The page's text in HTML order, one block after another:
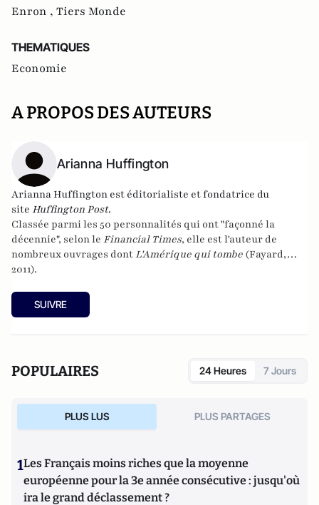
Enron , Tiers Monde
THEMATIQUES
Economie
A PROPOS DES AUTEURS
Arianna Huffington
Arianna Huffington est éditorialiste et fondatrice du
site Huffington Post.
Classée parmi les 50 personnalités qui ont "façonné la
décennie", selon le Financial Times, elle est l'auteur de
nombreux ouvrages dont L'Amérique qui tombe (Fayard,
2011).
SUIVRE
POPULAIRES 24 Heures 7 Jours
PLUS LUS PLUS PARTAGES
1Les Français moins riches que la moyenne
européenne pour la 3e année consécutive : jusqu'où
ira le grand déclassement ?